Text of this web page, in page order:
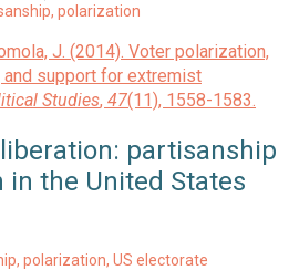
, polarization
J. (2014). Voter polarization,
support for extremist
Studies, 47(11), 1558-1583.
partisanship
in the United States
, polarization, US electorate